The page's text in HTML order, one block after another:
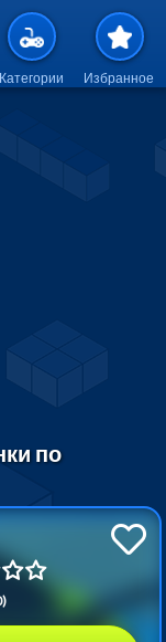
основному
Категории Избранное
по